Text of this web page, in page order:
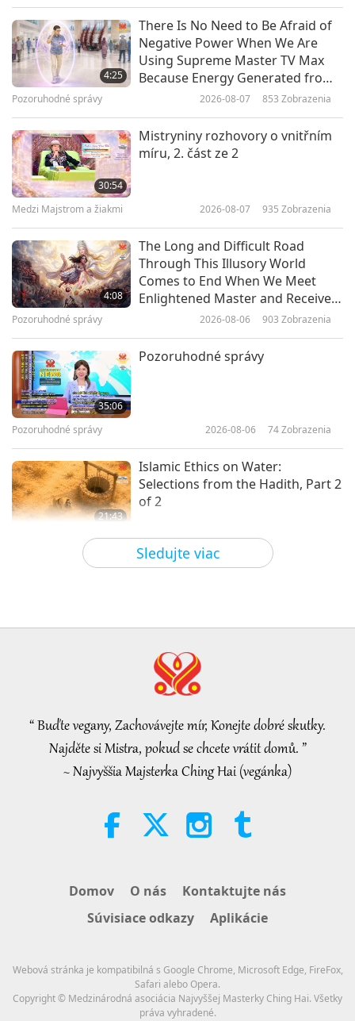
37:24
Utrpení je připomínkou, abychom
nezapomínali na Boha, 1. část ze
3
38:52
Upřímná přání, 1. část ze 3
40:57
Král Mára sdílí 10 pravidel
fyzického světa, 1. část z 5
37:55
Sledujte viac
4:25
There Is No Need to Be Afraid of
Negative Power When We Are
Using Supreme Master TV Max
Because Energy Generated from
It Is Far More Powerful than Any
Pozoruhodné správy 2026-08-07 853 Zobrazenia
30:54
Mistryniny rozhovory o vnitřním
míru, 2. část ze 2
Medzi Majstrom a žiakmi 2026-08-07 935 Zobrazenia
4:08
The Long and Difficult Road
Through This Illusory World
Comes to End When We Meet
Enlightened Master and Receive
Pozoruhodné správy 2026-08-06 903 Zobrazenia
35:06
Pozoruhodné správy
Pozoruhodné správy 2026-08-06 74Zobrazenia
21:43
Islamic Ethics on Water:
Selections from the Hadith, Part 2
of 2
2026-08-06 76
19:47
38:45
Mistryniny rozhovory o vnitřním
Medzi Majstrom a žiakmi
vegan meat producer in legal
challenge.
of 2, August 3, 2026
2026-08-05
“ Buďte vegany, Zachovávejte mír, Konejte dobré skutky.
Najděte si Mistra, pokud se chcete vrátit domů. ”
~ Najvyššia Majsterka Ching Hai (vegánka)
Domov O nás
Kontaktujte nás
Súvisiace odkazy
Aplikácie
Webová stránka je kompatibilná s Google Chrome, Microsoft Edge, FireFox,
Safari alebo Opera.
Copyright © Medzinárodná asociácia Najvyššej Masterky Ching Hai. Všetky
práva vyhradené.